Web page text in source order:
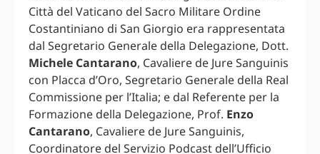
Città del Vaticano del Sacro Militare Ordine
Costantiniano di San Giorgio era rappresentata
dal Segretario Generale della Delegazione, Dott.
Michele Cantarano, Cavaliere de Jure Sanguinis
con Placca d’Oro, Segretario Generale della Real
Commissione per l’Italia; e dal Referente per la
Formazione della Delegazione, Prof. Enzo
Cantarano, Cavaliere de Jure Sanguinis,
Coordinatore del Servizio Podcast dell’Ufficio